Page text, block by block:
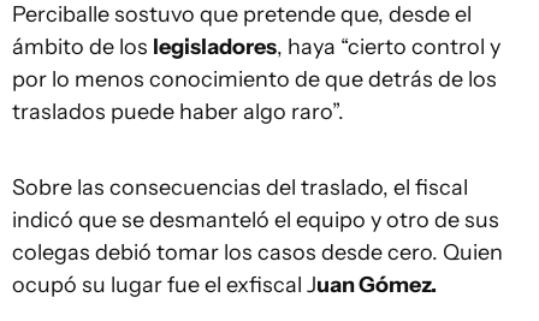
Perciballe sostuvo que pretende que, desde el
ámbito de los legisladores, haya “cierto control y
por lo menos conocimiento de que detrás de los
traslados puede haber algo raro”.
Sobre las consecuencias del traslado, el fiscal
indicó que se desmanteló el equipo y otro de sus
colegas debió tomar los casos desde cero. Quien
ocupó su lugar fue el exfiscal Juan Gómez.